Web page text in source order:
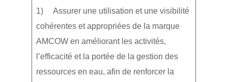
1) Assurer une utilisation et une visibilité
cohérentes et appropriées de la marque
AMCOW en améliorant les activités,
l’efficacité et la portée de la gestion des
ressources en eau, afin de renforcer la